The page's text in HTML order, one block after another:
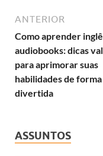
ANTERIOR
Como aprender
audiobooks: dicas
para aprimorar suas
habilidades de forma
divertida
ASSUNTOS